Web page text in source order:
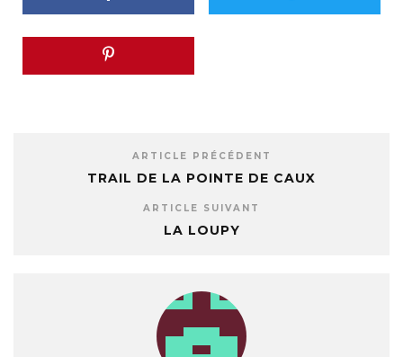
ARTICLE PRÉCÉDENT
TRAIL DE LA POINTE DE CAUX
ARTICLE SUIVANT
LA LOUPY